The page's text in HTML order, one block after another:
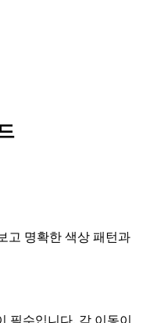
고 명확한 색상 패턴과
필수입니다. 각 이동이